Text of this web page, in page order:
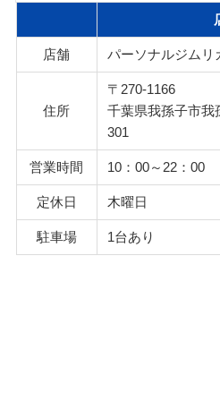
店舗 パーソナルジムリ
住所
〒270-1166
千葉県我孫子市我
301
営業時間 10：00～22：00
定休日 木曜日
駐車場 1台あり